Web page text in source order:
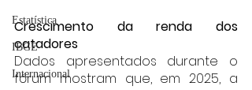
Estatística
IBGE
Internacional
Crescimento da renda dos
catadores
Dados apresentados durante o
fórum mostram que, em 2025, a